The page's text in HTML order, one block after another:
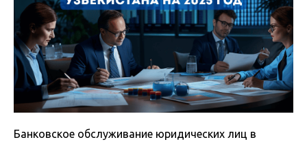
Банковское обслуживание юридических лиц в